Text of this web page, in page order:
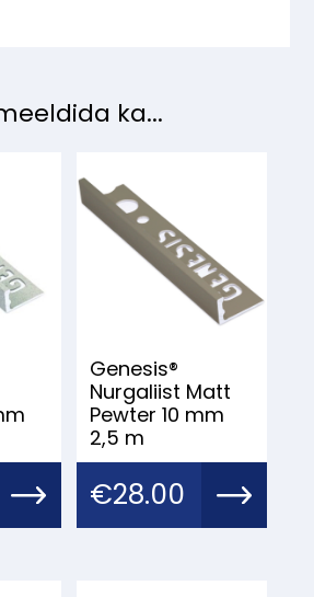
ka...
Genesis®
Nurgaliist Matt
Pewter 10 mm
2,5 m
€28.00